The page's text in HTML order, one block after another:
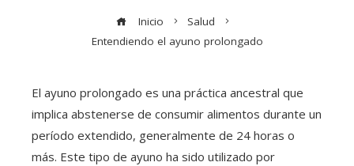
Inicio
Salud
Entendiendo el ayuno prolongado
El ayuno prolongado es una práctica ancestral que
implica abstenerse de consumir alimentos durante un
período extendido, generalmente de 24 horas o
más. Este tipo de ayuno ha sido utilizado por